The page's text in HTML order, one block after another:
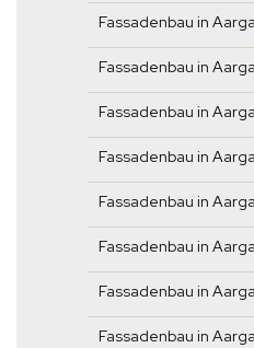
Fassadenbau in
Fassadenbau in
Fassadenbau in
Fassadenbau in
Fassadenbau in
Fassadenbau in
Fassadenbau in
Fassadenbau in